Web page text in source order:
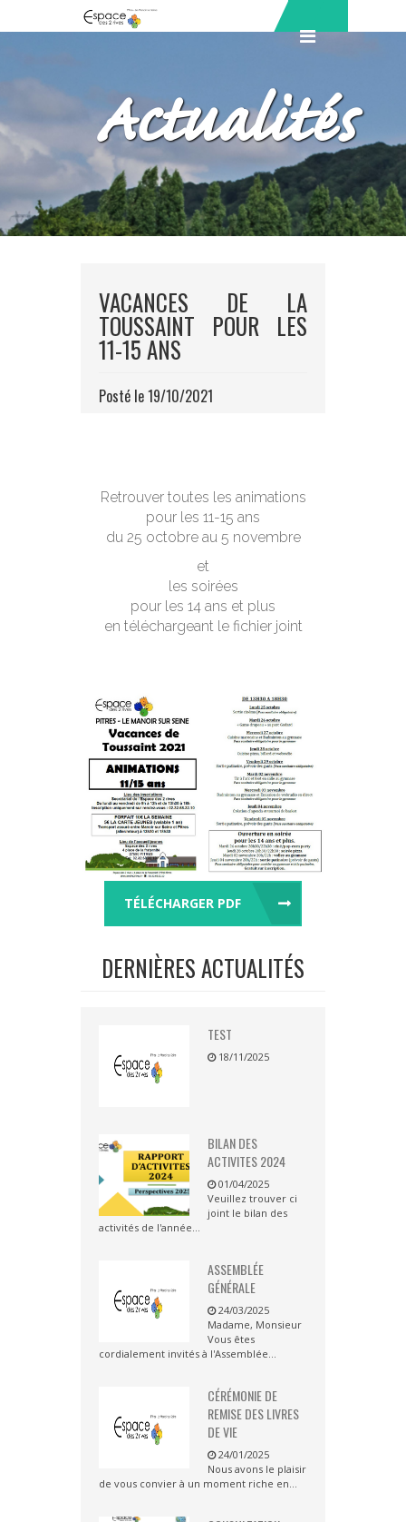
Actualités
VACANCES DE LA
TOUSSAINT POUR LES
11-15 ANS
Posté le 19/10/2021
Retrouver toutes les animations
pour les 11-15 ans
du 25 octobre au 5 novembre
et
les soirées
pour les 14 ans et plus
en téléchargeant le fichier joint
TÉLÉCHARGER PDF
DERNIÈRES ACTUALITÉS
TEST
18/11/2025
BILAN DES
ACTIVITES 2024
01/04/2025
Veuillez trouver ci
joint le bilan des
activités de l'année...
ASSEMBLÉE
GÉNÉRALE
24/03/2025
Madame, Monsieur
Vous êtes
cordialement invités à l'Assemblée...
CÉRÉMONIE DE
REMISE DES LIVRES
DE VIE
24/01/2025
Nous avons le plaisir
de vous convier à un moment riche en...